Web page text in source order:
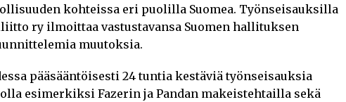
kohteissa eri puolilla Suomea. Työnseisauksilla
ry ilmoittaa vastustavansa Suomen hallituksen
muutoksia.
pääsääntöisesti 24 tuntia kestäviä työnseisauksia
esimerkiksi Fazerin ja Pandan makeistehtailla sekä